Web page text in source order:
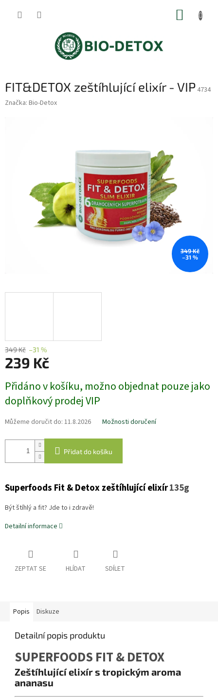
FIT&DETOX zeštíhlující elixír - VIP 4734
Značka: Bio-Detox
349 Kč
–31 %
349 Kč –31 %
239 Kč
cena:
Přidáno v košíku, možno objednat pouze jako
doplňkový prodej VIP
Můžeme doručit do: 11.8.2026 Možnosti doručení
Přidat do košíku
Superfoods Fit & Detox zeštíhlující elixír135g
Být štíhlý a fit? Jde to i zdravě!
Detailní informace
ZEPTAT SE HLÍDAT SDÍLET
Popis Diskuze
Detailní popis produktu
SUPERFOODS FIT & DETOX
Zeštíhlující elixír s tropickým aroma
ananasu